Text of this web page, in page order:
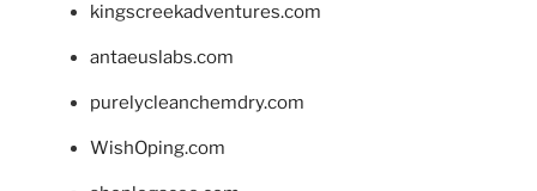
kingscreekadventures.com
antaeuslabs.com
purelycleanchemdry.com
WishOping.com